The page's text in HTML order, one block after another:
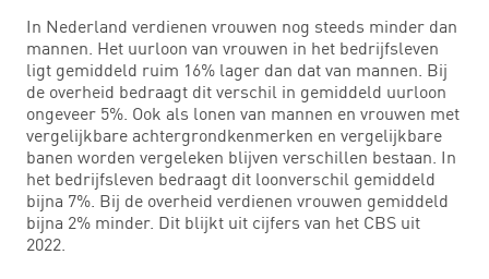
In Nederland verdienen vrouwen nog steeds minder dan
mannen. Het uurloon van vrouwen in het bedrijfsleven
ligt gemiddeld ruim 16% lager dan dat van mannen. Bij
de overheid bedraagt dit verschil in gemiddeld uurloon
ongeveer 5%. Ook als lonen van mannen en vrouwen met
vergelijkbare achtergrondkenmerken en vergelijkbare
banen worden vergeleken blijven verschillen bestaan. In
het bedrijfsleven bedraagt dit loonverschil gemiddeld
bijna 7%. Bij de overheid verdienen vrouwen gemiddeld
bijna 2% minder. Dit blijkt uit cijfers van het CBS uit
2022.